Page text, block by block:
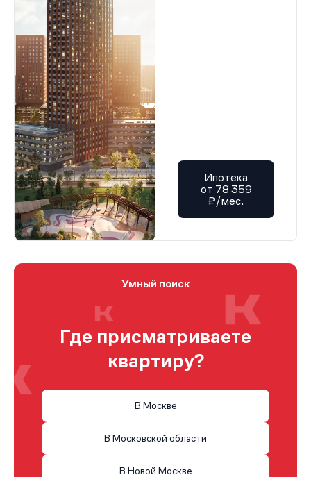
Ипотека
от 78 359
₽/мес.
Умный поиск
Где присматриваете
квартиру?
В Москве
В Московской области
В Новой Москве